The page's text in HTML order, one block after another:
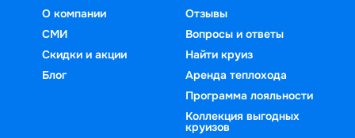
О компании
СМИ
Скидки и акции
Блог
Отзывы
Вопросы и ответы
Найти круиз
Аренда теплохода
Программа лояльности
Коллекция выгодных
круизов